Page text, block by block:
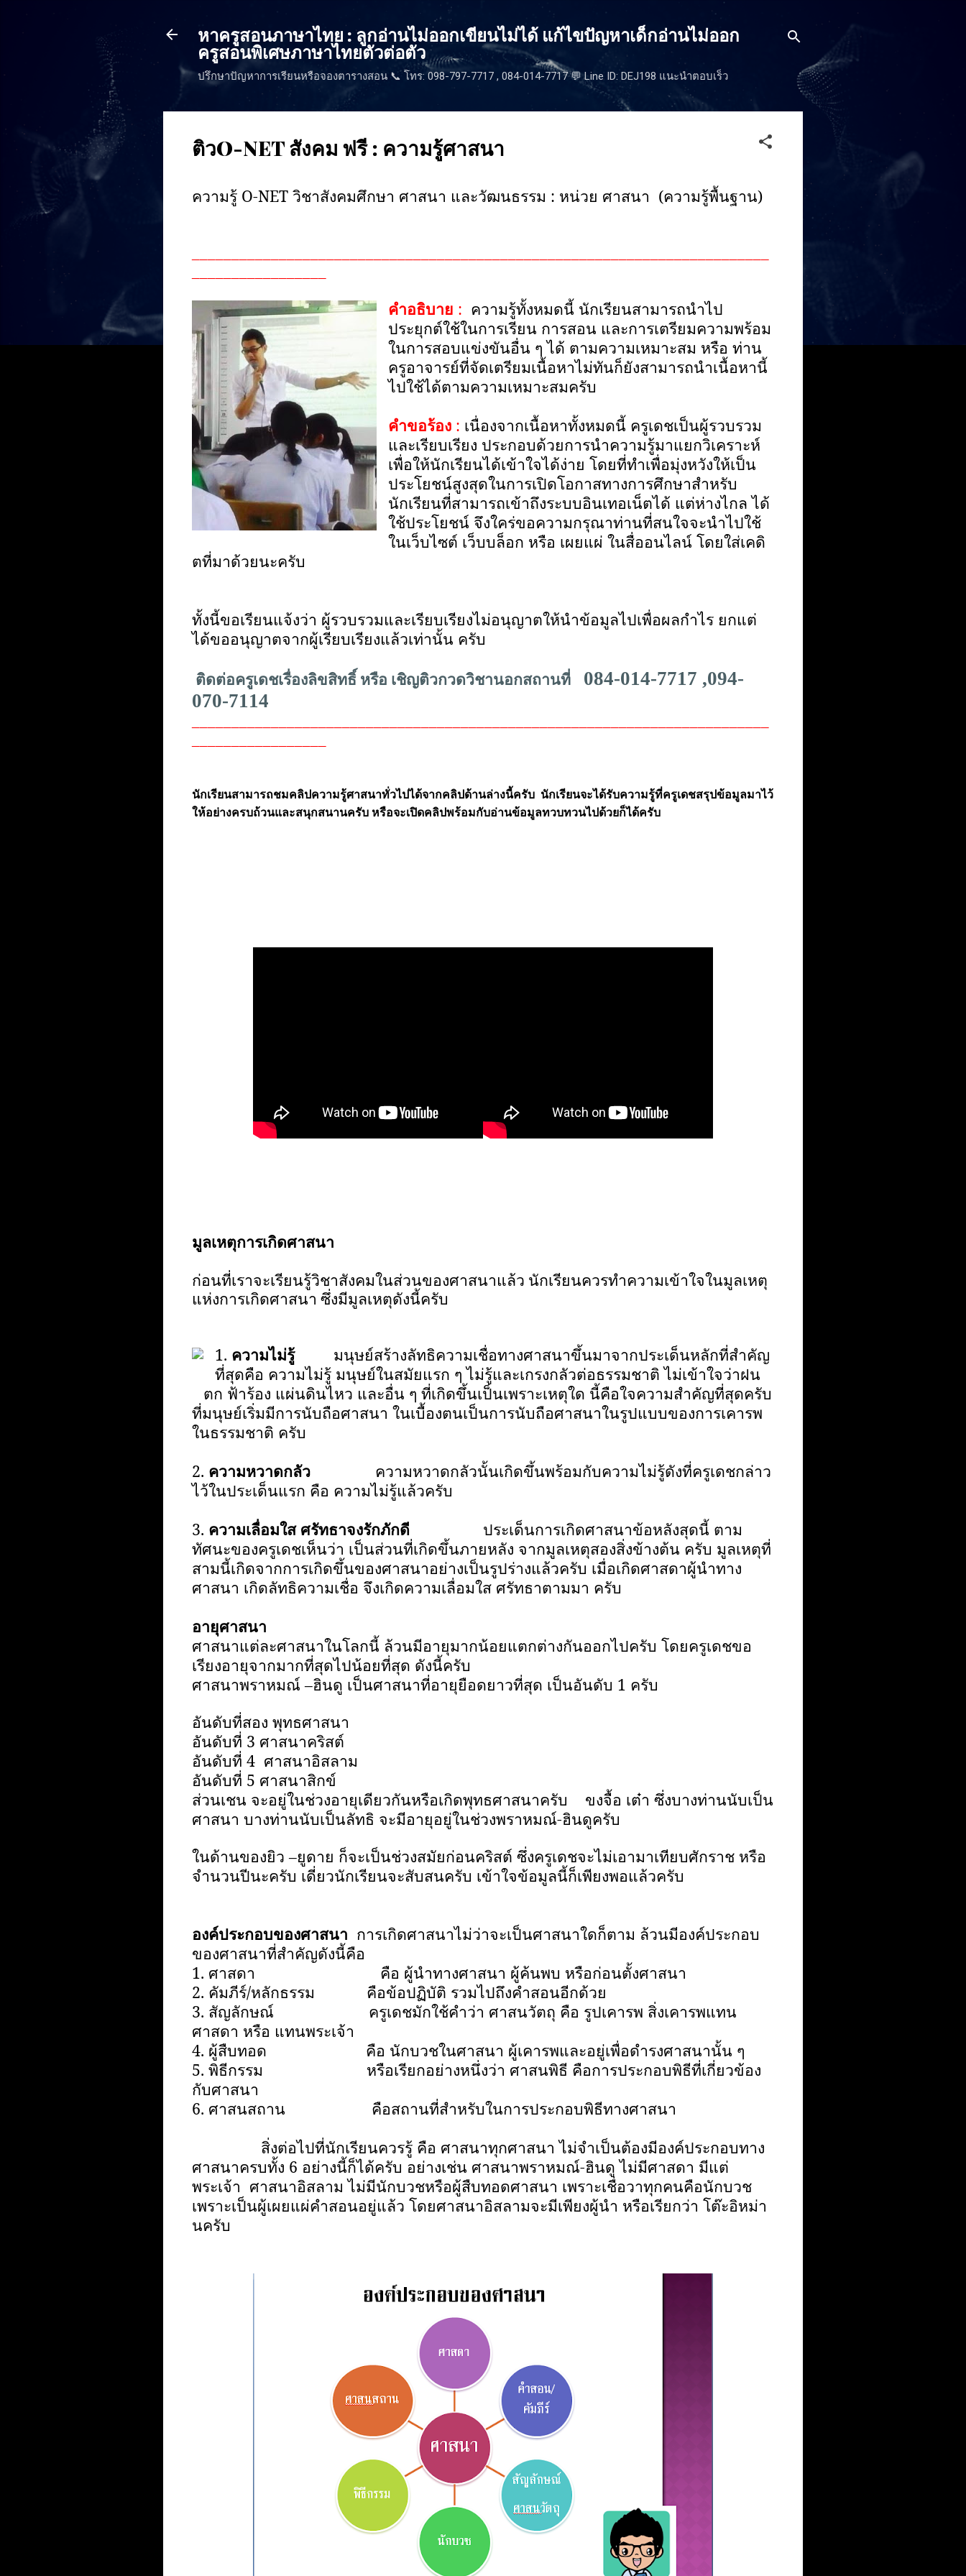
ข้ามไปที่เนื้อหาหลัก
หาครูสอนภาษาไทย : ลูกอ่านไม่ออกเขียนไม่ได้ แก้ไขปัญหาเด็กอ่านไม่ออก
ครูสอนพิเศษภาษาไทยตัวต่อตัว
ปรึกษาปัญหาการเรียนหรือจองตารางสอน 📞 โทร: 098-797-7717 , 084-014-7717 💬 Line ID: DEJ198 แนะนำตอบเร็ว
ติวO-NET สังคม ฟรี : ความรู้ศาสนา
ความรู้ O-NET วิชาสังคมศึกษา ศาสนา และวัฒนธรรม : หน่วย ศาสนา (ความรู้พื้นฐาน)
คำอธิบาย : ความรู้ทั้งหมดนี้ นักเรียนสามารถนำไป
ประยุกต์ใช้ในการเรียน การสอน และการเตรียมความพร้อม
ในการสอบแข่งขันอื่น ๆ ได้ ตามความเหมาะสม หรือ ท่าน
ครูอาจารย์ที่จัดเตรียมเนื้อหาไม่ทันก็ยังสามารถนำเนื้อหานี้
ไปใช้ได้ตามความเหมาะสมครับ
คำขอร้อง : เนื่องจากเนื้อหาทั้งหมดนี้ ครูเดชเป็นผู้รวบรวม
และเรียบเรียง ประกอบด้วยการนำความรู้มาแยกวิเคราะห์
เพื่อให้นักเรียนได้เข้าใจได้ง่าย โดยที่ทำเพื่อมุ่งหวังให้เป็น
ประโยชน์สูงสุดในการเปิดโอกาสทางการศึกษาสำหรับ
นักเรียนที่สามารถเข้าถึงระบบอินเทอเน็ตได้ แต่ห่างไกล ได้
ใช้ประโยชน์ จึงใคร่ขอความกรุณาท่านที่สนใจจะนำไปใช้
ในเว็บไซต์ เว็บบล็อก หรือ เผยแผ่ ในสื่ออนไลน์ โดยใส่เคดิ
ตที่มาด้วยนะครับ
ทั้งนี้ขอเรียนแจ้งว่า ผู้รวบรวมและเรียบเรียงไม่อนุญาตให้นำข้อมูลไปเพื่อผลกำไร ยกแต่
ได้ขออนุญาตจากผู้เรียบเรียงแล้วเท่านั้น ครับ
ติดต่อครูเดชเรื่องลิขสิทธิ์ หรือ เชิญติวกวดวิชานอกสถานที่
084-014-7717 ,094-
070-7114
นักเรียนสามารถชมคลิปความรู้ศาสนาทั่วไปได้จากคลิปด้านล่างนี้ครับ นักเรียนจะได้รับความรู้ที่ครูเดชสรุปข้อมูลมาไว้
ให้อย่างครบถ้วนและสนุกสนานครับ หรือจะเปิดคลิปพร้อมกับอ่านข้อมูลทวบทวนไปด้วยก็ได้ครับ
มูลเหตุการเกิดศาสนา
ก่อนที่เราจะเรียนรู้วิชาสังคมในส่วนของศาสนาแล้ว นักเรียนควรทำความเข้าใจในมูลเหตุ
แห่งการเกิดศาสนา ซึ่งมีมูลเหตุดังนี้ครับ
1. ความไม่รู้
มนุษย์สร้างลัทธิความเชื่อทางศาสนาขึ้นมาจากประเด็นหลักที่สำคัญ
ที่สุดคือ ความไม่รู้ มนุษย์ในสมัยแรก ๆ ไม่รู้และเกรงกลัวต่อธรรมชาติ ไม่เข้าใจว่าฝน
ตก ฟ้าร้อง แผ่นดินไหว และอื่น ๆ ที่เกิดขึ้นเป็นเพราะเหตุใด นี้คือใจความสำคัญที่สุดครับ
ที่มนุษย์เริ่มมีการนับถือศาสนา ในเบื้องตนเป็นการนับถือศาสนาในรูปแบบของการเคารพ
ในธรรมชาติ ครับ
2. ความหวาดกลัว
ความหวาดกลัวนั้นเกิดขึ้นพร้อมกับความไม่รู้ดังที่ครูเดชกล่าว
ไว้ในประเด็นแรก คือ ความไม่รู้แล้วครับ
3. ความเลื่อมใส ศรัทธาจงรักภักดี ประเด็นการเกิดศาสนาข้อหลังสุดนี้ ตาม
ทัศนะของครูเดชเห็นว่า เป็นส่วนที่เกิดขึ้นภายหลัง จากมูลเหตุสองสิ่งข้างต้น ครับ มูลเหตุที่
สามนี้เกิดจากการเกิดขึ้นของศาสนาอย่างเป็นรูปร่างแล้วครับ เมื่อเกิดศาสดาผู้นำทาง
ศาสนา เกิดลัทธิความเชื่อ จึงเกิดความเลื่อมใส ศรัทธาตามมา ครับ
อายุศาสนา
ศาสนาแต่ละศาสนาในโลกนี้ ล้วนมีอายุมากน้อยแตกต่างกันออกไปครับ โดยครูเดชขอ
เรียงอายุจากมากที่สุดไปน้อยที่สุด ดังนี้ครับ
ศาสนาพราหมณ์ –ฮินดู เป็นศาสนาที่อายุยือดยาวที่สุด เป็นอันดับ 1 ครับ
อันดับที่สอง พุทธศาสนา
อันดับที่ 3 ศาสนาคริสต์
อันดับที่ 4 ศาสนาอิสลาม
อันดับที่ 5 ศาสนาสิกข์
ส่วนเชน จะอยู่ในช่วงอายุเดียวกันหรือเกิดพุทธศาสนาครับ ขงจื้อ เต๋า ซึ่งบางท่านนับเป็น
ศาสนา บางท่านนับเป็นลัทธิ จะมีอายุอยู่ในช่วงพราหมณ์-ฮินดูครับ
ในด้านของยิว –ยูดาย ก็จะเป็นช่วงสมัยก่อนคริสต์ ซึ่งครูเดชจะไม่เอามาเทียบศักราช หรือ
จำนวนปีนะครับ เดี่ยวนักเรียนจะสับสนครับ เข้าใจข้อมูลนี้ก็เพียงพอแล้วครับ
องค์ประกอบของศาสนา การเกิดศาสนาไม่ว่าจะเป็นศาสนาใดก็ตาม ล้วนมีองค์ประกอบ
ของศาสนาที่สำคัญดังนี้คือ
1. ศาสดา คือ ผู้นำทางศาสนา ผู้ค้นพบ หรือก่อนตั้งศาสนา
2. คัมภีร์/หลักธรรม คือข้อปฏิบัติ รวมไปถึงคำสอนอีกด้วย
3. สัญลักษณ์ ครูเดชมักใช้คำว่า ศาสนวัตถุ คือ รูปเคารพ สิ่งเคารพแทน
ศาสดา หรือ แทนพระเจ้า
4. ผู้สืบทอด คือ นักบวชในศาสนา ผู้เคารพและอยู่เพื่อดำรงศาสนานั้น ๆ
5. พิธีกรรม หรือเรียกอย่างหนึ่งว่า ศาสนพิธี คือการประกอบพิธีที่เกี่ยวข้อง
กับศาสนา
6. ศาสนสถาน
คือสถานที่สำหรับในการประกอบพิธีทางศาสนา
สิ่งต่อไปที่นักเรียนควรรู้ คือ ศาสนาทุกศาสนา ไม่จำเป็นต้องมีองค์ประกอบทาง
ศาสนาครบทั้ง 6 อย่างนี้ก็ได้ครับ อย่างเช่น ศาสนาพราหมณ์-ฮินดู ไม่มีศาสดา มีแต่
พระเจ้า ศาสนาอิสลาม ไม่มีนักบวชหรือผู้สืบทอดศาสนา เพราะเชื่อวาทุกคนคือนักบวช
เพราะเป็นผู้เผยแผ่คำสอนอยู่แล้ว โดยศาสนาอิสลามจะมีเพียงผู้นำ หรือเรียกว่า โต๊ะอิหม่า
นครับ